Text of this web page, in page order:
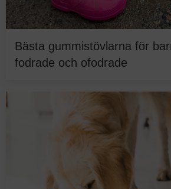
Bästa gummistövlarna för
fodrade och ofodrade